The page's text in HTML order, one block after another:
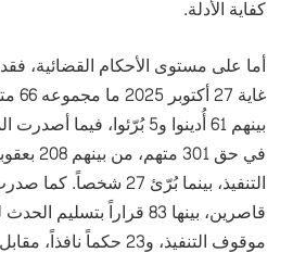
كفاية الأدلة.
أما على مستوى الأحكام القضائية،
بينهم 61 أُدينوا و5 بُرّئوا،
موقوف التنفيذ، و23 حكماً نافذاً، مقابل 3 أحكام بالبراءة.